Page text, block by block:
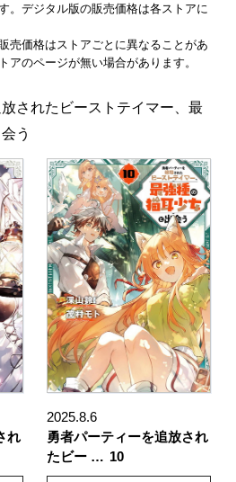
。デジタル版の販売価格は各ストアに
売価格はストアごとに異なることがあ
アのページが無い場合があります。
されたビーストテイマー、最
う
れ
2025.8.6
勇者パーティーを追放され
たビー … 10